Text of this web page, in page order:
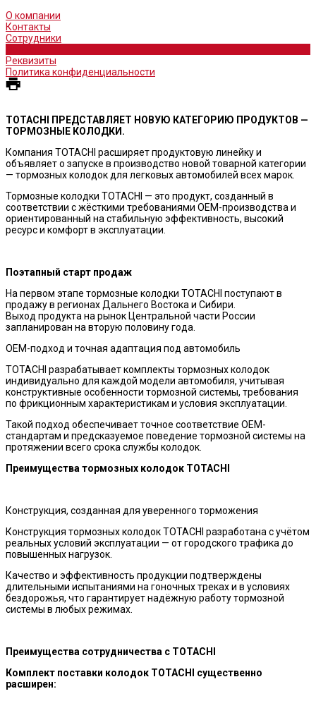
О компании
Контакты
Сотрудники
Реквизиты
Политика конфиденциальности
TOTACHI ПРЕДСТАВЛЯЕТ НОВУЮ КАТЕГОРИЮ ПРОДУКТОВ —
ТОРМОЗНЫЕ КОЛОДКИ.
Компания TOTACHI расширяет продуктовую линейку и
объявляет о запуске в производство новой товарной категории
— тормозных колодок для легковых автомобилей всех марок.
Тормозные колодки TOTACHI — это продукт, созданный в
соответствии с жёсткими требованиями OEM-производства и
ориентированный на стабильную эффективность, высокий
ресурс и комфорт в эксплуатации.
Поэтапный старт продаж
На первом этапе тормозные колодки TOTACHI поступают в
продажу в регионах Дальнего Востока и Сибири.
Выход продукта на рынок Центральной части России
запланирован на вторую половину года.
OEM-подход и точная адаптация под автомобиль
TOTACHI разрабатывает комплекты тормозных колодок
индивидуально для каждой модели автомобиля, учитывая
конструктивные особенности тормозной системы, требования
по фрикционным характеристикам и условия эксплуатации.
Такой подход обеспечивает точное соответствие OEM-
стандартам и предсказуемое поведение тормозной системы на
протяжении всего срока службы колодок.
Преимущества тормозных колодок TOTACHI
Конструкция, созданная для уверенного торможения
Конструкция тормозных колодок TOTACHI разработана с учётом
реальных условий эксплуатации — от городского трафика до
повышенных нагрузок.
Качество и эффективность продукции подтверждены
длительными испытаниями на гоночных треках и в условиях
бездорожья, что гарантирует надёжную работу тормозной
системы в любых режимах.
Преимущества сотрудничества с TOTACHI
Комплект поставки колодок TOTACHI существенно
расширен: